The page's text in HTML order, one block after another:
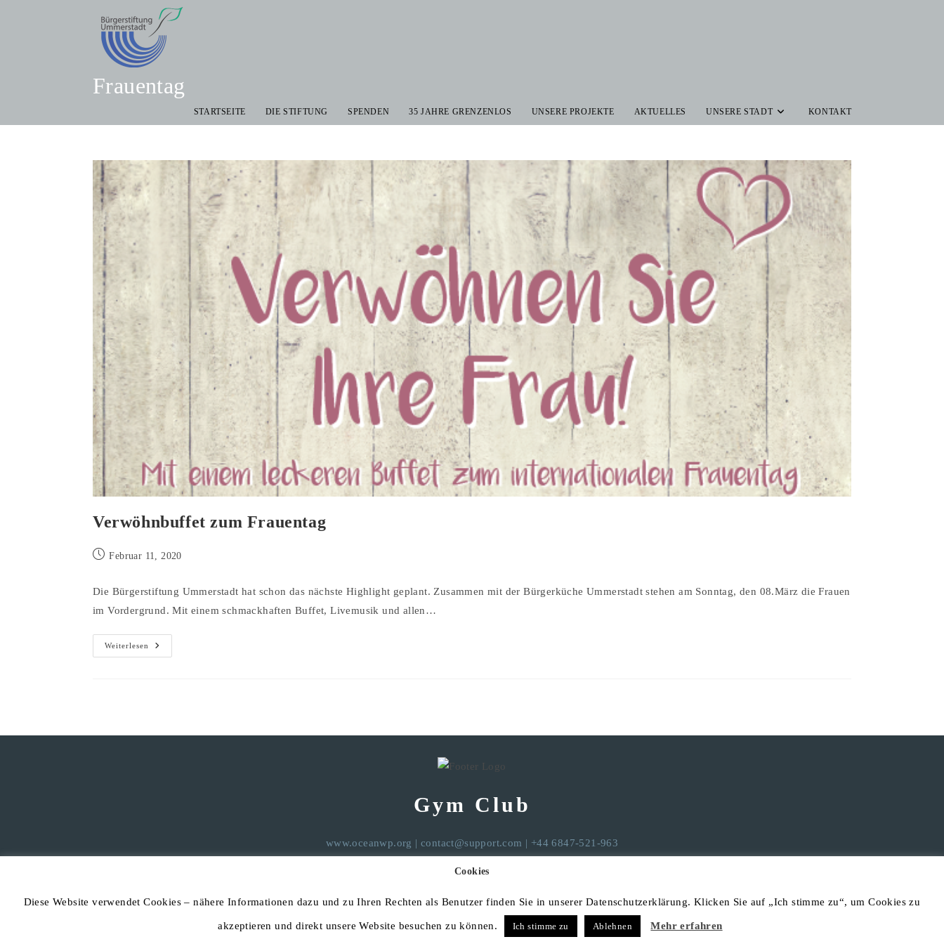
STARTSEITE DIE STIFTUNG SPENDEN 35 JAHRE GRENZENLOS UNSERE PROJEKTE AKTUELLES UNSERE STADT KONTAKT
Frauentag
Verwöhnbuffet zum Frauentag
Februar 11, 2020
Die Bürgerstiftung Ummerstadt hat schon das nächste Highlight geplant. Zusammen mit der Bürgerküche Ummerstadt stehen am Sonntag, den 08.März die Frauen
im Vordergrund. Mit einem schmackhaften Buffet, Livemusik und allen…
Weiterlesen
Gym Club
www.oceanwp.org | contact@support.com | +44 6847-521-963
Cookies
Diese Website verwendet Cookies – nähere Informationen dazu und zu Ihren Rechten als Benutzer finden Sie in unserer Datenschutzerklärung. Klicken Sie auf „Ich stimme zu“, um Cookies zu
akzeptieren und direkt unsere Website besuchen zu können. Ich stimme zu Ablehnen Mehr erfahren